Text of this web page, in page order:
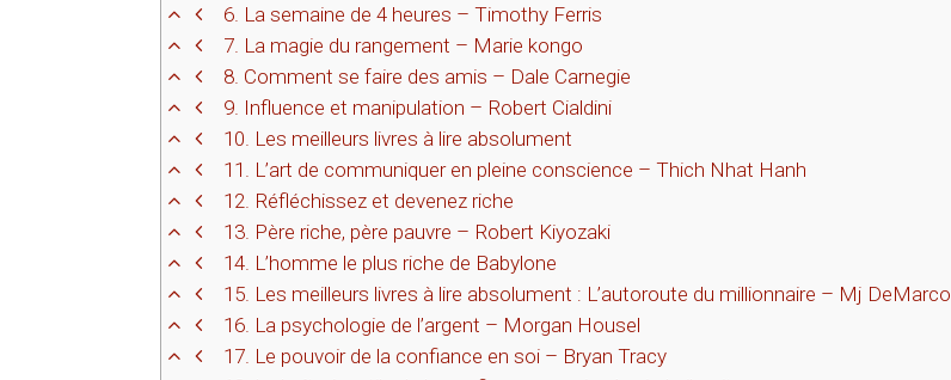
6. La semaine de 4 heures – Timothy Ferris
7. La magie du rangement – Marie kongo
8. Comment se faire des amis – Dale Carnegie
9. Influence et manipulation – Robert Cialdini
10. Les meilleurs livres à lire absolument
11.
L’art de communiquer en pleine conscience – Thich Nhat Hanh
12. Réfléchissez et devenez riche
13. Père riche, père pauvre – Robert Kiyozaki
14. L’homme le plus riche de Babylone
15. Les meilleurs livres à lire absolument : L’autoroute du millionnaire – Mj DeMarco
16. La psychologie de l’argent – Morgan Housel
17. Le pouvoir de la confiance en soi – Bryan Tracy